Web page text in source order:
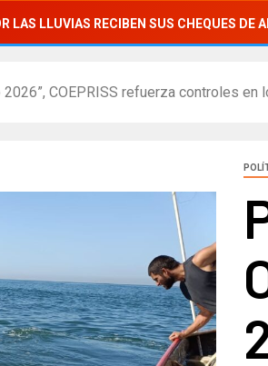
LAS LLUVIAS RECIBEN SUS CHEQUES DE
COEPRISS refuerza controles